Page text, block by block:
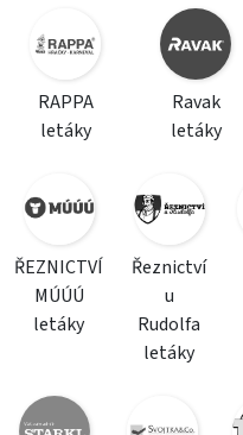
RAPPA
letáky
Ravak
letáky
ŘEZNICTVÍ
MÚÚÚ
letáky
Řeznictví
u
Rudolfa
letáky